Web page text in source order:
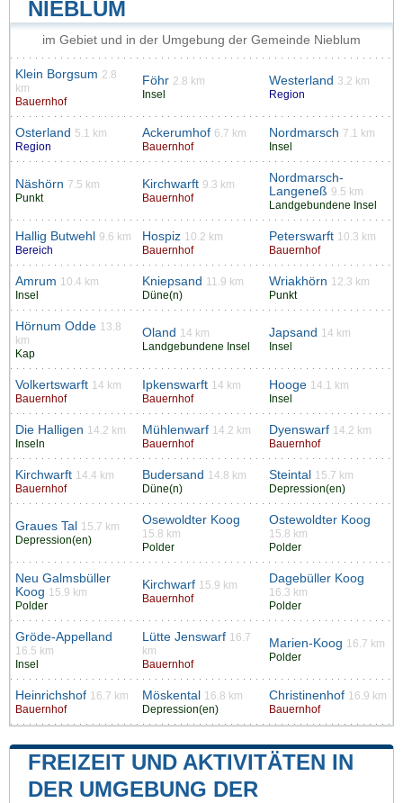
NIEBLUM
im Gebiet und in der Umgebung der Gemeinde Nieblum
Klein Borgsum 2.8
km
Bauernhof
Föhr 2.8 km
Insel
Westerland 3.2 km
Region
Osterland 5.1 km
Region
Ackerumhof 6.7 km
Bauernhof
Nordmarsch 7.1 km
Insel
Näshörn 7.5 km
Punkt
Kirchwarft 9.3 km
Bauernhof
Nordmarsch-
Langeneß 9.5 km
Landgebundene Insel
Hallig Butwehl
9.6 km
Bereich
Hospiz 10.2 km
Bauernhof
Peterswarft 10.3 km
Bauernhof
Amrum 10.4 km
Insel
Kniepsand 11.9 km
Düne(n)
Wriakhörn 12.3 km
Punkt
Hörnum Odde 13.8
km
Kap
Oland 14 km
Landgebundene Insel
Japsand 14 km
Insel
Volkertswarft 14 km
Bauernhof
Ipkenswarft 14 km
Bauernhof
Hooge 14.1 km
Insel
Die Halligen 14.2 km
Inseln
Mühlenwarf 14.2 km
Bauernhof
Dyenswarf 14.2 km
Bauernhof
Kirchwarft 14.4 km
Bauernhof
Budersand 14.8 km
Düne(n)
Steintal
15.7 km
Depression(en)
Graues Tal
15.7 km
Depression(en)
Osewoldter Koog
15.8 km
Polder
Ostewoldter Koog
15.8 km
Polder
Neu Galmsbüller
Koog 15.9 km
Polder
Kirchwarf 15.9 km
Bauernhof
Dagebüller Koog
16.3 km
Polder
Gröde-Appelland
16.5 km
Insel
Lütte Jenswarf 16.7
km
Bauernhof
Marien-Koog 16.7 km
Polder
Heinrichshof 16.7 km
Bauernhof
Möskental
16.8 km
Depression(en)
Christinenhof 16.9 km
Bauernhof
FREIZEIT UND AKTIVITÄTEN IN
DER UMGEBUNG DER